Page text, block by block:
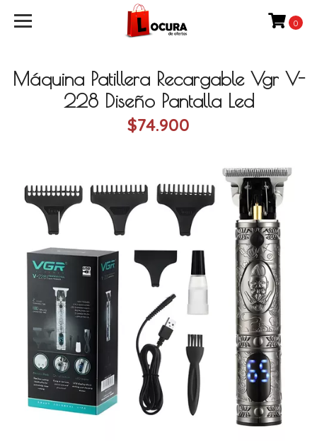
0
Máquina Patillera Recargable Vgr V-
228 Diseño Pantalla Led
$74.900